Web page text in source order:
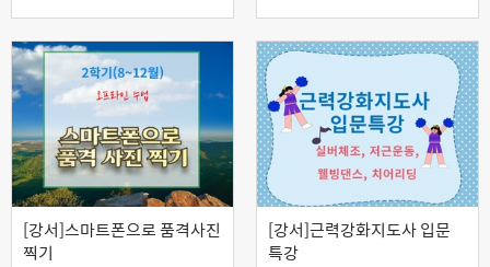
[강서]스마트폰으로 품격사진
찍기
[강서]근력강화지도사 입문
특강